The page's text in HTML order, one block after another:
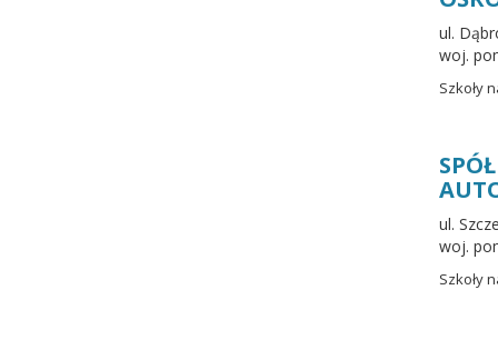
ul.
woj.
Szkoły
ul.
woj.
Szkoły